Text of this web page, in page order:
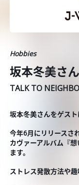
Hobbies
坂本冬美さ
TALK TO
坂本冬美さんをゲスト
今年6月にリリースさ
カヴァーアルバム『
ます。
ストレス発散方法や趣